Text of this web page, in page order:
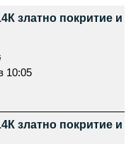
златно покритие и
10:05
златно покритие и